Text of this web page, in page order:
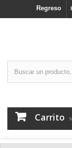
Regreso
Carrito